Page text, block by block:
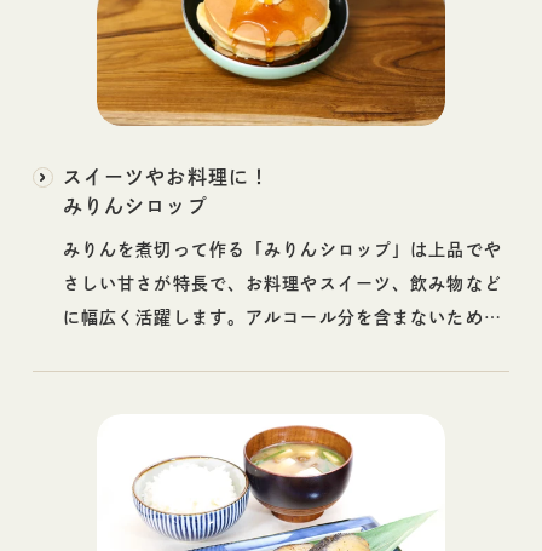
スイーツやお料理に！
みりんシロップ
みりんを煮切って作る「みりんシロップ」は上品でや
さしい甘さが特長で、お料理やスイーツ、飲み物など
に幅広く活躍します。アルコール分を含まないため、